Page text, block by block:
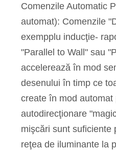
Comenzile Automatic
automat): Comenzile
exempplu inducţie-
"Parallel to Wall" sau
accelerează în mod
desenului în timp ce
create în mod
autodirecţionare
mişcări sunt suficiente
reţea de iluminante la